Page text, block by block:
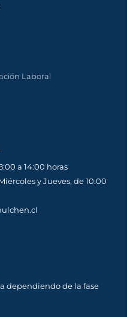
Laboral
a 14:00 horas
y Jueves, de 10:00
dependiendo de la fase